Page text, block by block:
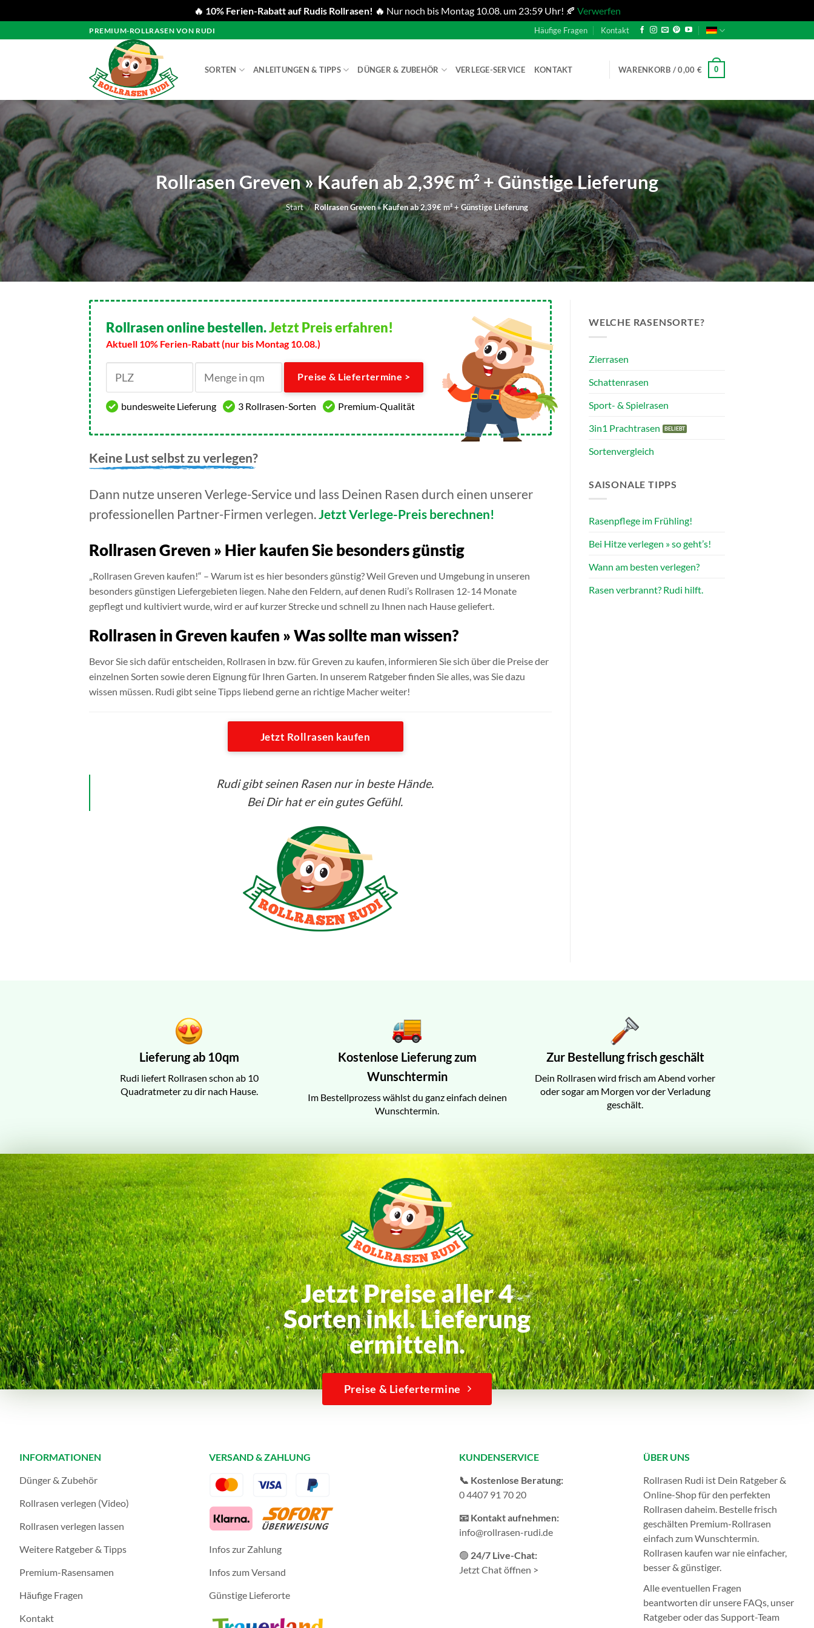
🔥 10% Ferien-Rabatt auf Rudis Rollrasen! 🔥 Nur noch bis Montag 10.08. um 23:59 Uhr! 🍂 Verwerfen
Inhalt
PREMIUM-ROLLRASEN VON RUDI Häufige Fragen Kontakt
SORTEN ANLEITUNGEN & TIPPS DÜNGER & ZUBEHÖR VERLEGE-SERVICE KONTAKT WARENKORB /0,00 € 0
Rollrasen Greven » Kaufen ab 2,39€ m² + Günstige Lieferung
Start / Rollrasen Greven » Kaufen ab 2,39€ m² + Günstige Lieferung
Rollrasen online bestellen.Jetzt Preis erfahren!
Aktuell 10% Ferien-Rabatt (nur bis Montag 10.08.)
Preise & Liefertermine >
bundesweite Lieferung 3 Rollrasen-Sorten Premium-Qualität
Keine Lust selbst zu verlegen?
Dann nutze unseren Verlege-Service und lass Deinen Rasen durch einen unserer
professionellen Partner-Firmen verlegen. Jetzt Verlege-Preis berechnen!
Rollrasen Greven » Hier kaufen Sie besonders günstig
„Rollrasen Greven kaufen!“ – Warum ist es hier besonders günstig? Weil Greven und Umgebung in unseren
besonders günstigen Liefergebieten liegen. Nahe den Feldern, auf denen Rudi’s Rollrasen 12-14 Monate
gepflegt und kultiviert wurde, wird er auf kurzer Strecke und schnell zu Ihnen nach Hause geliefert.
Rollrasen in Greven kaufen » Was sollte man wissen?
Bevor Sie sich dafür entscheiden, Rollrasen in bzw. für Greven zu kaufen, informieren Sie sich über die Preise der
einzelnen Sorten sowie deren Eignung für Ihren Garten. In unserem Ratgeber finden Sie alles, was Sie dazu
wissen müssen. Rudi gibt seine Tipps liebend gerne an richtige Macher weiter!
Jetzt Rollrasen kaufen
Rudi gibt seinen Rasen nur in beste Hände.
Bei Dir hat er ein gutes Gefühl.
WELCHE RASENSORTE?
Zierrasen
Schattenrasen
Sport- & Spielrasen
3in1 Prachtrasen
Sortenvergleich
SAISONALE TIPPS
Rasenpflege im Frühling!
Bei Hitze verlegen » so geht’s!
Wann am besten verlegen?
Rasen verbrannt? Rudi hilft.
Lieferung ab 10qm
Rudi liefert Rollrasen schon ab 10
Quadratmeter zu dir nach Hause.
Kostenlose Lieferung zum
Wunschtermin
Im Bestellprozess wählst du ganz einfach deinen
Wunschtermin.
Zur Bestellung frisch geschält
Dein Rollrasen wird frisch am Abend vorher
oder sogar am Morgen vor der Verladung
geschält.
Jetzt Preise aller 4
Sorten inkl. Lieferung
ermitteln.
Preise & Liefertermine
INFORMATIONEN
Dünger & Zubehör
Rollrasen verlegen (Video)
Rollrasen verlegen lassen
Weitere Ratgeber & Tipps
Premium-Rasensamen
Häufige Fragen
Kontakt
VERSAND & ZAHLUNG
Infos zur Zahlung
Infos zum Versand
Günstige Lieferorte
KUNDENSERVICE
📞 Kostenlose Beratung:
0 4407 91 70 20
📧 Kontakt aufnehmen:
info@rollrasen-rudi.de
🟢 24/7 Live-Chat:
Jetzt Chat öffnen >
ÜBER UNS
Rollrasen Rudi ist Dein Ratgeber &
Online-Shop für den perfekten
Rollrasen daheim. Bestelle frisch
geschälten Premium-Rollrasen
einfach zum Wunschtermin.
Rollrasen kaufen war nie einfacher,
besser & günstiger.
Alle eventuellen Fragen
beantworten dir unsere FAQs, unser
Ratgeberoder das Support-Team